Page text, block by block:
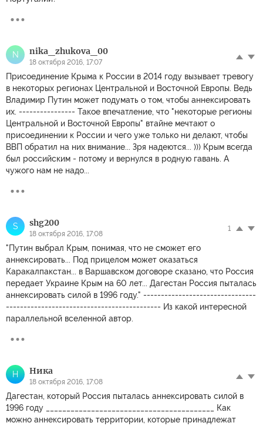
N nika_zhukova_00
18 октября 2016, 17:07
Присоединение Крыма к России в 2014 году вызывает тревогу
в некоторых регионах Центральной и Восточной Европы. Ведь
Владимир Путин может подумать о том, чтобы аннексировать
их. ---------------- Такое впечатление, что "некоторые регионы
Центральной и Восточной Европы" втайне мечтают о
присоединении к России и чего уже только ни делают, чтобы
ВВП обратил на них внимание... Зря надеются... ))) Крым всегда
был российским - потому и вернулся в родную гавань. А
чужого нам не надо...
S shg200
18 октября 2016, 17:08
1
"Путин выбрал Крым, понимая, что не сможет его
аннексировать... Под прицелом может оказаться
Каракалпакстан... в Варшавском договоре сказано, что Россия
передает Украине Крым на 60 лет... Дагестан Россия пыталась
аннексировать силой в 1996 году." --------------------------------
-------------------------------------------- Из какой интересной
параллельной вселенной автор.
Н Ника
18 октября 2016, 17:08
Дагестан, который Россия пыталась аннексировать силой в
1996 году _________________________________________ Как
можно аннексировать территории, которые принадлежат